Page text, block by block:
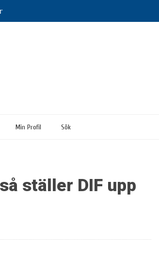
Min Profil Sök
ställer DIF upp